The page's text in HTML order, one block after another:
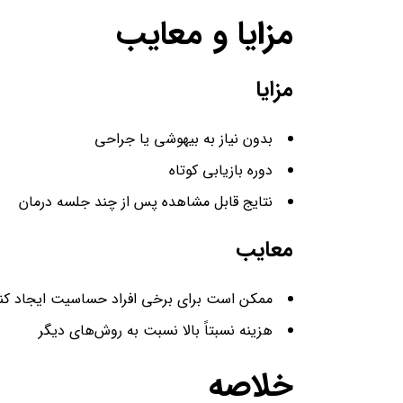
مزایا و معایب
مزایا
بدون نیاز به بیهوشی یا جراحی
دوره بازیابی کوتاه
نتایج قابل مشاهده پس از چند جلسه درمان
معایب
ممکن است برای برخی افراد حساسیت ایجاد
هزینه نسبتاً بالا نسبت به روش‌های دیگر
خلاصه